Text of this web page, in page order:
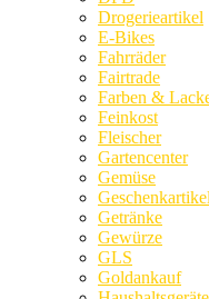
Drogerieartikel
E-Bikes
Fahrräder
Fairtrade
Farben &
Feinkost
Fleischer
Gartencenter
Gemüse
Geschenkartikel
Getränke
Gewürze
GLS
Goldankauf